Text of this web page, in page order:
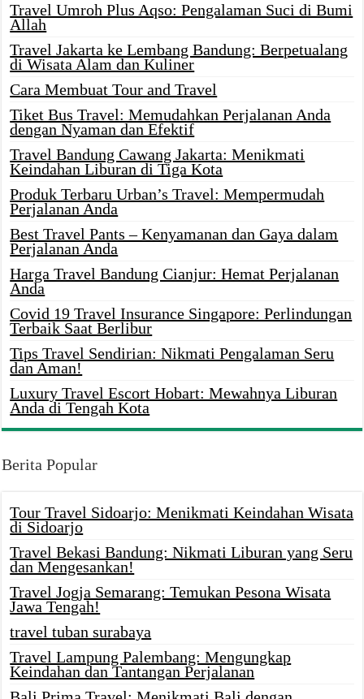
Travel Umroh Plus Aqso: Pengalaman Suci di Bumi
Allah
Travel Jakarta ke Lembang Bandung: Berpetualang
di Wisata Alam dan Kuliner
Cara Membuat Tour and Travel
Tiket Bus Travel: Memudahkan Perjalanan Anda
dengan Nyaman dan Efektif
Travel Bandung Cawang Jakarta: Menikmati
Keindahan Liburan di Tiga Kota
Produk Terbaru Urban’s Travel: Mempermudah
Perjalanan Anda
Best Travel Pants – Kenyamanan dan Gaya dalam
Perjalanan Anda
Harga Travel Bandung Cianjur: Hemat Perjalanan
Anda
Covid 19 Travel Insurance Singapore: Perlindungan
Terbaik Saat Berlibur
Tips Travel Sendirian: Nikmati Pengalaman Seru
dan Aman!
Luxury Travel Escort Hobart: Mewahnya Liburan
Anda di Tengah Kota
Berita Popular
Tour Travel Sidoarjo: Menikmati Keindahan Wisata
di Sidoarjo
Travel Bekasi Bandung: Nikmati Liburan yang Seru
dan Mengesankan!
Travel Jogja Semarang: Temukan Pesona Wisata
Jawa Tengah!
travel tuban surabaya
Travel Lampung Palembang: Mengungkap
Keindahan dan Tantangan Perjalanan